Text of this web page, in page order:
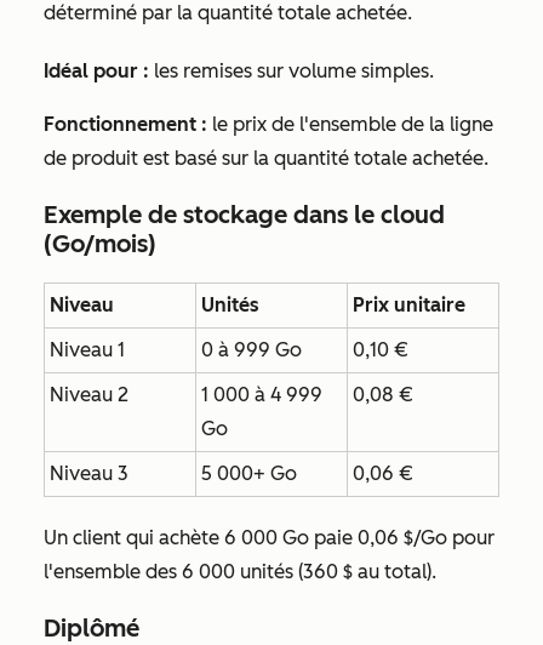
déterminé par la quantité totale achetée.
Idéal pour : les remises sur volume simples.
Fonctionnement : le prix de l'ensemble de la ligne
de produit est basé sur la quantité totale achetée.
Exemple de stockage dans le cloud
(Go/mois)
Niveau Unités
Prix unitaire
Niveau 1
0 à 999 Go
0,10 €
Niveau 2
1 000 à 4 999
Go
0,08 €
Niveau 3 5 000+ Go 0,06 €
Un client qui achète 6 000 Go paie 0,06 $/Go pour
l'ensemble des 6 000 unités (360 $ au total).
Diplômé